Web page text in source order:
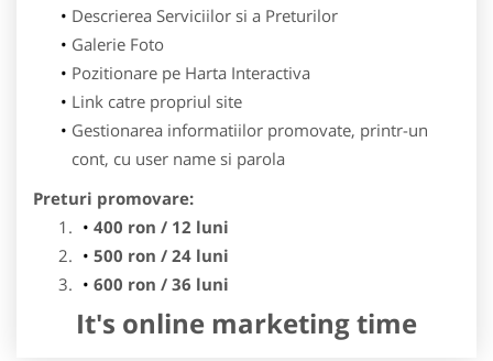
Descrierea Serviciilor si a Preturilor
Galerie Foto
Pozitionare pe Harta Interactiva
Link catre propriul site
Gestionarea informatiilor promovate, printr-un
cont, cu user name si parola
Preturi promovare:
400 ron / 12 luni
500 ron / 24 luni
600 ron / 36 luni
It's online marketing time